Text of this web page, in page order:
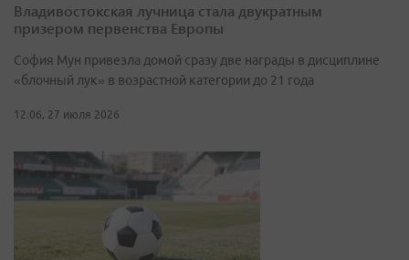
Владивостокская лучница стала двукратным
призером первенства Европы
София Мун привезла домой сразу две награды в дисциплине
«блочный лук» в возрастной категории до 21 года
12:06, 27 июля 2026